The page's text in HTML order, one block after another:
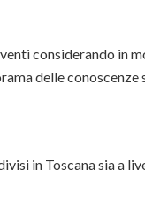
considerando in
delle
in Toscana sia a